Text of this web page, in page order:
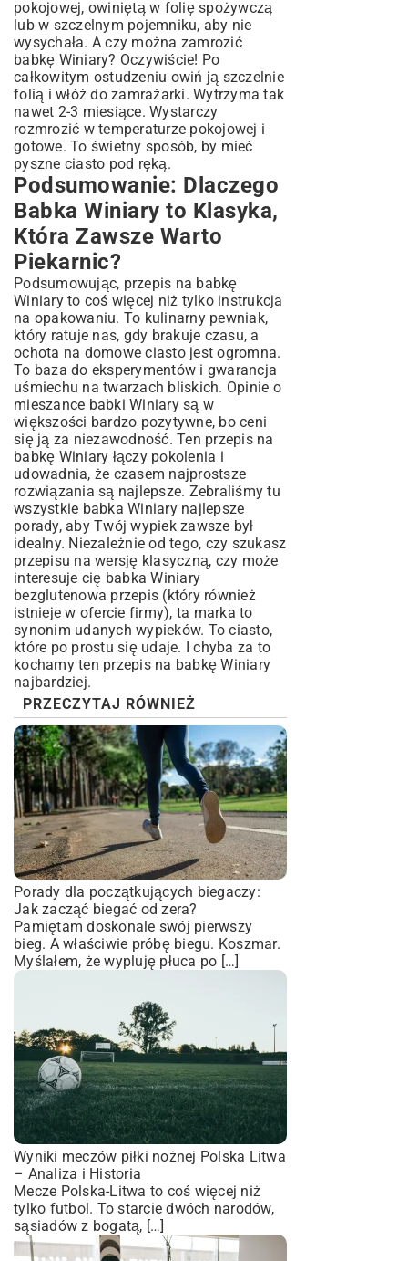
pokojowej, owiniętą w folię spożywczą
lub w szczelnym pojemniku, aby nie
wysychała. A czy można zamrozić
babkę Winiary? Oczywiście! Po
całkowitym ostudzeniu owiń ją szczelnie
folią i włóż do zamrażarki. Wytrzyma tak
nawet 2-3 miesiące. Wystarczy
rozmrozić w temperaturze pokojowej i
gotowe. To świetny sposób, by mieć
pyszne ciasto pod ręką.
Podsumowanie: Dlaczego
Babka Winiary to Klasyka,
Która Zawsze Warto
Piekarnic?
Podsumowując, przepis na babkę
Winiary to coś więcej niż tylko instrukcja
na opakowaniu. To kulinarny pewniak,
który ratuje nas, gdy brakuje czasu, a
ochota na domowe ciasto jest ogromna.
To baza do eksperymentów i gwarancja
uśmiechu na twarzach bliskich. Opinie o
mieszance babki Winiary są w
większości bardzo pozytywne, bo ceni
się ją za niezawodność. Ten przepis na
babkę Winiary łączy pokolenia i
udowadnia, że czasem najprostsze
rozwiązania są najlepsze. Zebraliśmy tu
wszystkie babka Winiary najlepsze
porady, aby Twój wypiek zawsze był
idealny. Niezależnie od tego, czy szukasz
przepisu na wersję klasyczną, czy może
interesuje cię babka Winiary
bezglutenowa przepis (który również
istnieje w ofercie firmy), ta marka to
synonim udanych wypieków. To ciasto,
które po prostu się udaje. I chyba za to
kochamy ten przepis na babkę Winiary
najbardziej.
PRZECZYTAJ RÓWNIEŻ
Porady dla początkujących biegaczy:
Jak zacząć biegać od zera?
Pamiętam doskonale swój pierwszy
bieg. A właściwie próbę biegu. Koszmar.
Myślałem, że wypluję płuca po […]
Wyniki meczów piłki nożnej Polska Litwa
– Analiza i Historia
Mecze Polska-Litwa to coś więcej niż
tylko futbol. To starcie dwóch narodów,
sąsiadów z bogatą, […]